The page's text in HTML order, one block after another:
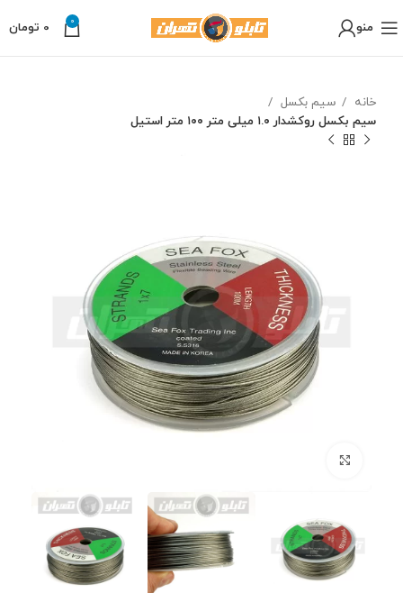
منو 0
0 تومان
خانه
سیم بکسل
سیم بکسل روکشدار ۱.۰ میلی متر ۱۰۰ متر استیل